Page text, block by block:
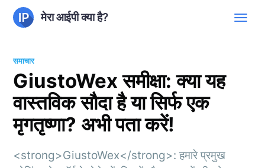
मेरा आईपी क्या है?
समाचार
GiustoWex समीक्षा: क्या यह
वास्तविक सौदा है या सिर्फ एक
मृगतृष्णा? अभी पता करें!
<strong>GiustoWex</strong>: हमारे प्रमुख